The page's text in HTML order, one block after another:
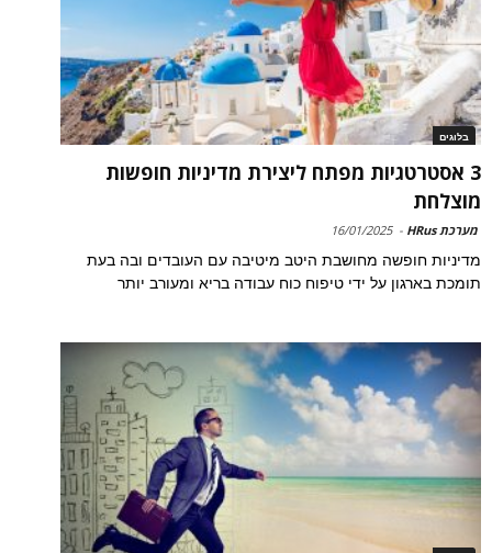
בלוגים
3 אסטרטגיות מפתח ליצירת מדיניות חופשות
מוצלחת
מערכת HRus -
16/01/2025
מדיניות חופשה מחושבת היטב מיטיבה עם העובדים ובה בעת
תומכת בארגון על ידי טיפוח כוח עבודה בריא ומעורב יותר